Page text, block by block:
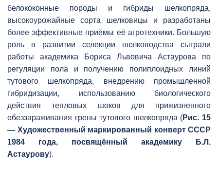
белококонные породы и гибриды шелкопряда,
высокоурожайные сорта шелковицы и разработаны
более эффективные приёмы её агротехники. Большую
роль в развитии селекции шелководства сыграли
работы академика Бориса Львовича Астаурова по
регуляции пола и получению полиплоидных линий
тутового шелкопряда, внедрению промышленной
гибридизации, использованию биологического
действия тепловых шоков для прижизненного
обеззараживания грены тутового шелкопряда (Рис. 15
— Художественный маркированный конверт СССР
1984 года, посвящённый академику Б.Л.
Астаурову).